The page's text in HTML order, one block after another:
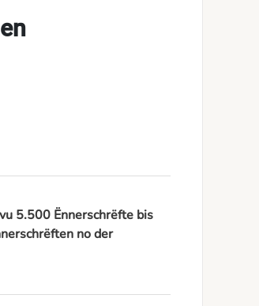
5.500 Ënnerschrëfte bis
no der